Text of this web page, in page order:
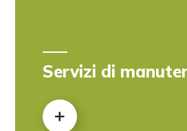
Servizi di